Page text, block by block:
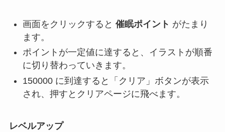
画面をクリックすると 催眠ポイント がたまり
ます。
ポイントが一定値に達すると、イラストが順番
に切り替わっていきます。
150000 に到達すると「クリア」ボタンが表示
され、押すとクリアページに飛べます。
レベルアップ